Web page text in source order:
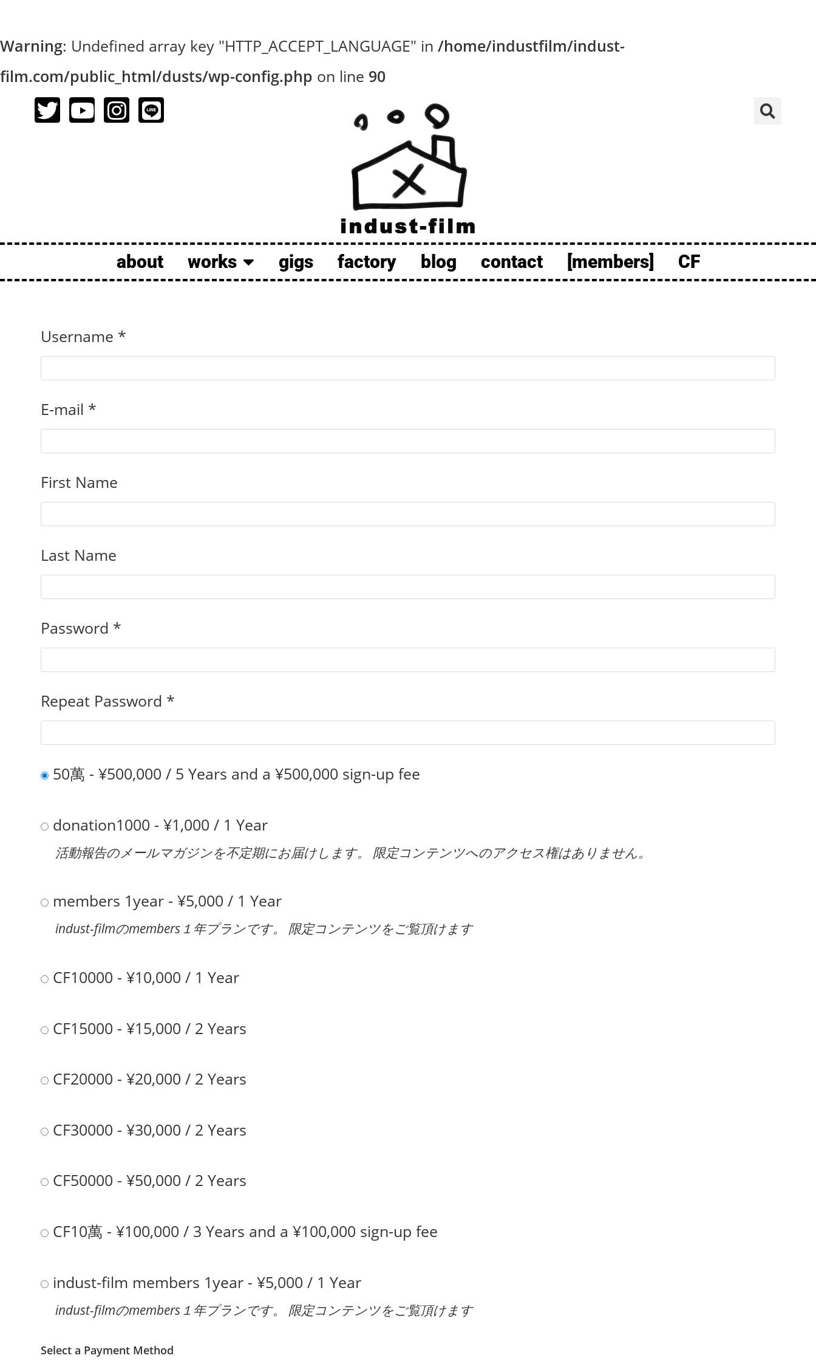
Warning: Undefined array key "HTTP_ACCEPT_LANGUAGE" in /home/industfilm/indust-
film.com/public_html/dusts/wp-config.php on line 90
about works gigs factory blog contact [members] CF
Username *
E-mail *
First Name
Last Name
Password *
Repeat Password *
50萬 -¥500,000 / 5 Years and a ¥500,000 sign-up fee
donation1000 -¥1,000 / 1 Year
活動報告のメールマガジンを不定期にお届けします。 限定コンテンツへのアクセス権はありません。
members 1year -¥5,000 / 1 Year
indust-filmのmembers１年プランです。 限定コンテンツをご覧頂けます
CF10000 -¥10,000 / 1 Year
CF15000 -¥15,000 / 2 Years
CF20000 -¥20,000 / 2 Years
CF30000 -¥30,000 / 2 Years
CF50000 -¥50,000 / 2 Years
CF10萬 -¥100,000 / 3 Years and a ¥100,000 sign-up fee
indust-film members 1year -¥5,000 / 1 Year
indust-filmのmembers１年プランです。 限定コンテンツをご覧頂けます
Select a Payment Method